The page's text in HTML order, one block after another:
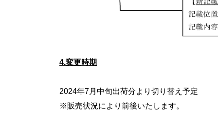
4.変更時期
2024年7月中旬出荷分より切り替え予定
※販売状況により前後いたします。